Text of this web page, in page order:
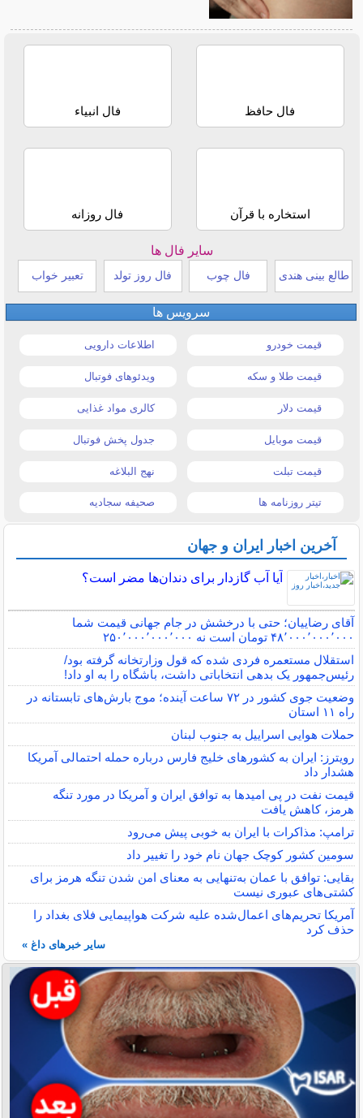
فال حافظ فال انبیاء
استخاره با قرآن فال روزانه
سایر فال ها
طالع بینی هندی فال چوب فال روز تولد تعبیر خواب
سرویس ها
قیمت خودرو اطلاعات دارویی
قیمت طلا و سکه ویدئوهای فوتبال
قیمت دلار کالری مواد غذایی
قیمت موبایل جدول پخش فوتبال
قیمت تبلت نهج البلاغه
تیتر روزنامه ها صحیفه سجادیه
آخرین اخبار ایران و جهان
آیا آب گازدار برای دندان‌ها مضر است؟
آقای رضاییان؛ حتی با درخشش در جام جهانی قیمت شما
۴۸٬۰۰۰٬۰۰۰٬۰۰۰ تومان است نه ۲۵۰٬۰۰۰٬۰۰۰٬۰۰۰
استقلال مستعمره فردی شده که قول وزارتخانه گرفته بود/
رئیس‌جمهور یک بدهی انتخاباتی داشت، باشگاه را به او داد!
وضعیت جوی کشور در ۷۲ ساعت آینده؛ موج بارش‌های تابستانه در
راه ۱۱ استان
حملات هوایی اسراییل به جنوب لبنان
رویترز: ایران به کشورهای خلیج فارس درباره حمله احتمالی آمریکا
هشدار داد
قیمت نفت در پی امیدها به توافق ایران و آمریکا در مورد تنگه
هرمز، کاهش یافت
ترامپ: مذاکرات با ایران به خوبی پیش می‌رود
سومین کشور کوچک جهان نام خود را تغییر داد
بقایی: توافق با عمان به‌تنهایی به معنای امن شدن تنگه هرمز برای
کشتی‌های عبوری نیست
آمریکا تحریم‌های اعمال‌شده علیه شرکت هواپیمایی فلای بغداد را
حذف کرد
سایر خبرهای داغ »